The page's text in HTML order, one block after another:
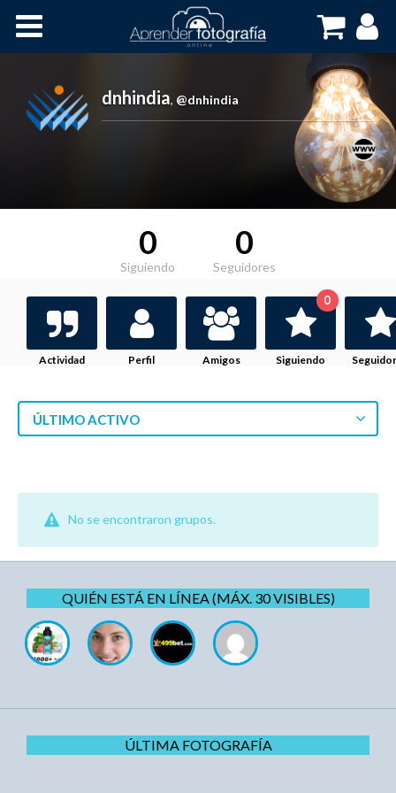
dnhindia, @dnhindia
0
Siguiendo
0
Seguidores
Actividad Perfil Amigos Siguiendo
0
ÚLTIMO ACTIVO
No se encontraron grupos.
QUIÉN ESTÁ EN LÍNEA (MÁX. 30 VISIBLES)
ÚLTIMA FOTOGRAFÍA